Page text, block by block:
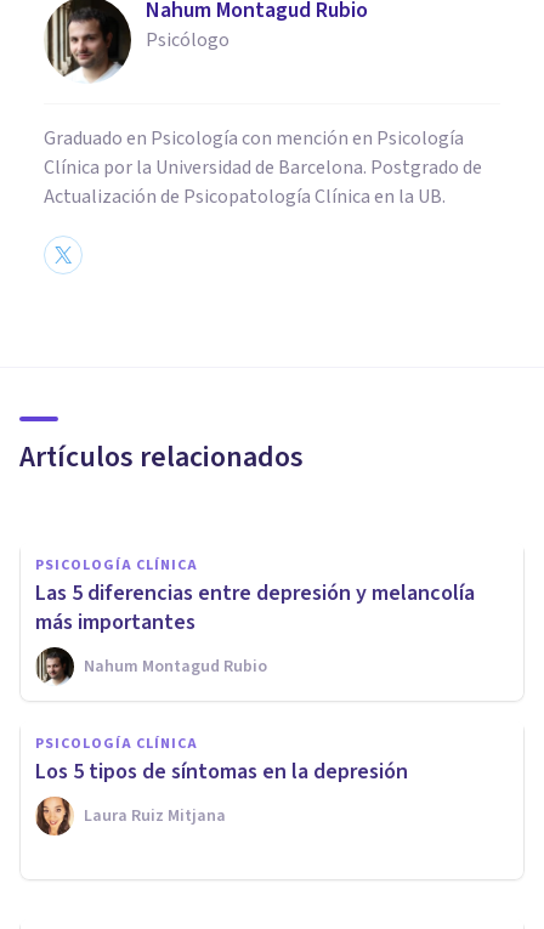
Nahum Montagud Rubio
Psicólogo
Graduado en Psicología con mención en Psicología
Clínica por la Universidad de Barcelona. Postgrado de
Actualización de Psicopatología Clínica en la UB.
Artículos relacionados
motivación en la depresión
PSICOLOGÍA CLÍNICA
Las 5 diferencias entre depresión y melancolía
más importantes
Nahum Montagud Rubio
PSICOLOGÍA CLÍNICA
Los 5 tipos de síntomas en la depresión
Laura Ruiz Mitjana
¿Por qué tengo ganas de
llorar? Causas, y qué hacer